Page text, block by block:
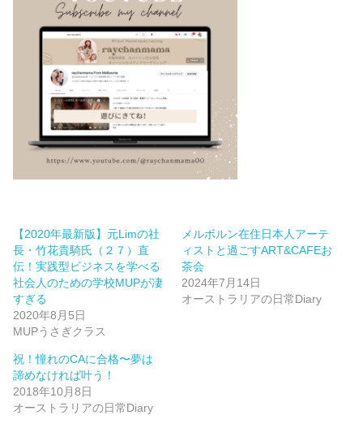
【2020年最新版】元Limの社
長・竹花貴騎氏（２７）直
伝！実践型ビジネスを学べる
社会人のための学校MUPが凄
すぎる
2020年8月5日
MUPうさぎクラス
メルボルン在住日本人アーテ
ィストと過ごすART&CAFEお
茶会
2024年7月14日
オーストラリアの日常Diary
祝！憧れのCAに合格〜夢は
諦めなければ叶う！
2018年10月8日
オーストラリアの日常Diary